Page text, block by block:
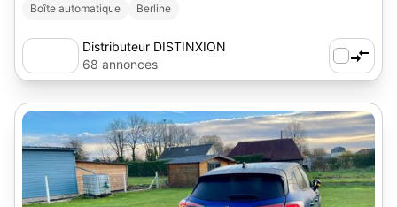
Boîte automatique
Berline
Distributeur DISTINXION
68 annonces